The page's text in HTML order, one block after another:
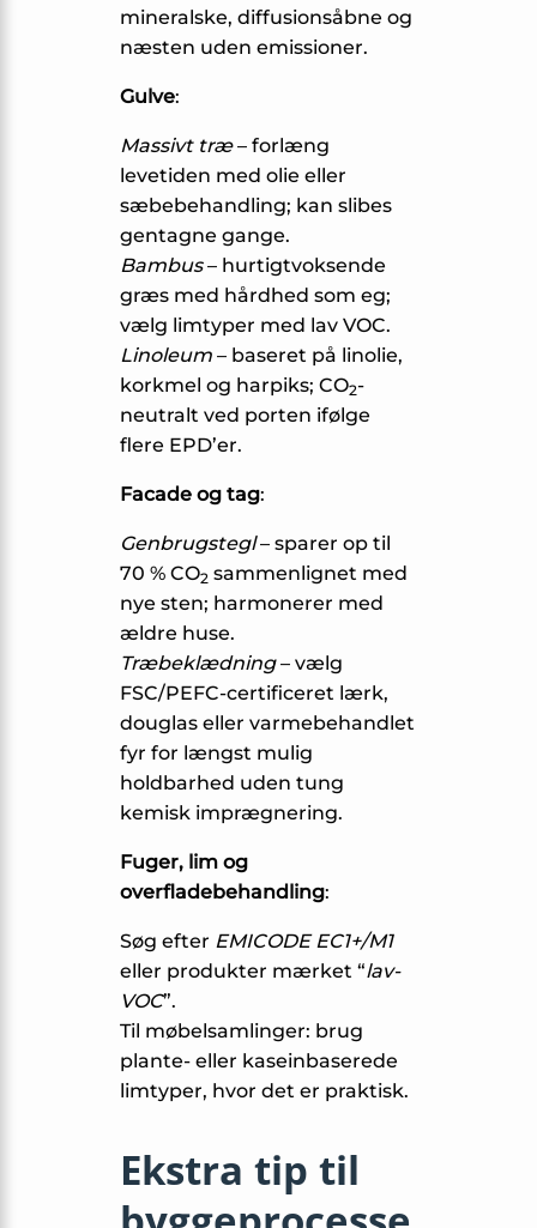
mineralske, diffusionsåbne og
næsten uden emissioner.
Gulve:
Massivt træ– forlæng
levetiden med olie eller
sæbebehandling; kan slibes
gentagne gange.
Bambus– hurtigtvoksende
græs med hårdhed som eg;
vælg limtyper med lav VOC.
Linoleum – baseret på linolie,
korkmel og harpiks; CO2-
neutralt ved porten ifølge
flere EPD’er.
Facade og tag:
Genbrugstegl– sparer op til
70 % CO2 sammenlignet med
nye sten; harmonerer med
ældre huse.
Træbeklædning– vælg
FSC/PEFC-certificeret lærk,
douglas eller varmebehandlet
fyr for længst mulig
holdbarhed uden tung
kemisk imprægnering.
Fuger, lim og
overfladebehandling:
Søg efter EMICODE EC1+/M1
eller produkter mærket “lav-
VOC”.
Til møbelsamlinger: brug
plante- eller kaseinbaserede
limtyper, hvor det er praktisk.
Ekstra tip til